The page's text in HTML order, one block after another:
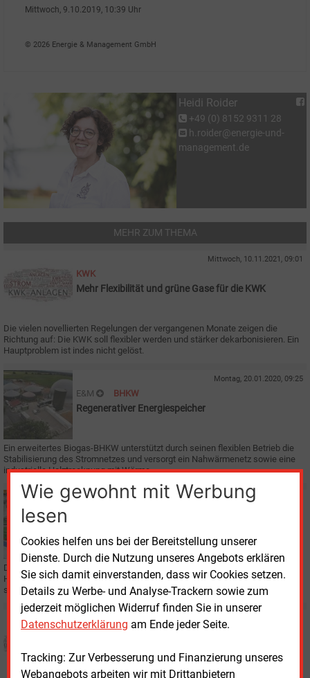
Wie gewohnt mit Werbung
lesen
Cookies helfen uns bei der Bereitstellung unserer
Dienste. Durch die Nutzung unseres Angebots erklären
Sie sich damit einverstanden, dass wir Cookies setzen.
Details zu Werbe- und Analyse-Trackern sowie zum
jederzeit möglichen Widerruf finden Sie in unserer
Datenschutzerklärung am Ende jeder Seite.
Tracking: Zur Verbesserung und Finanzierung unseres
Webangebots arbeiten wir mit Drittanbietern
Mittwoch, 9.10.2019, 10:39 Uhr
© 2026 Energie & Management GmbH
Heidi Roider
+49 (0) 8152 9311 28
h.roider@energie-und-
management.de
MEHR ZUM THEMA
Mittwoch, 10.11.2021, 09:01
KWK
Mehr Flexibilität und grüne Gase für die KWK
Die vielen novellierten Regelungen der vergangenen Monate zeigen die
Richtung auf: Die KWK soll flexibler werden und stärker dekarbonisieren. Ein
Hauptproblem ist indes nicht gelöst.
Montag, 20.01.2020, 09:25
E&M BHKW
Regenerativer Energiespeicher
Ein erweitertes Biogas-BHKW unterstützt durch seinen flexiblen Betrieb die
Stabilisierung des Stromnetzes und versorgt ein Nahwärmenetz sowie eine
industrielle Holztrocknung mit Wärme.
Dienstag, 26.11.2019, 10:03
Der Regionalversorger Hansewerk und Motorenhersteller Innio starten in
Hamburg Tests für das erste Wasserstoff-BHKW in Norddeutschland. Es
soll die Wärmeversorgung flexibler machen.
Mittwoch, 23.10.2019, 15:54
E&M KWK
Energiewende